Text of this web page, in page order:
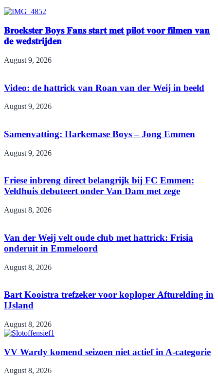
𝐁𝐫𝐨𝐞𝐤𝐬𝐭𝐞𝐫 𝐁𝐨𝐲𝐬 𝐅𝐚𝐧𝐬 𝐬𝐭𝐚𝐫𝐭 𝐦𝐞𝐭 𝐩𝐢𝐥𝐨𝐭 𝐯𝐨𝐨𝐫 𝐟𝐢𝐥𝐦𝐞𝐧 𝐯𝐚𝐧
𝐝𝐞 𝐰𝐞𝐝𝐬𝐭𝐫𝐢𝐣𝐝𝐞𝐧
August 9, 2026
Video: de hattrick van Roan van der Weij in beeld
August 9, 2026
Samenvatting: Harkemase Boys – Jong Emmen
August 9, 2026
Friese inbreng direct belangrijk bij FC Emmen:
Veldhuis debuteert onder Van Dam met zege
August 8, 2026
Van der Weij velt oude club met hattrick: Frisia
onderuit in Emmeloord
August 8, 2026
Bart Kooistra trefzeker voor koploper Afturelding in
IJsland
August 8, 2026
VV Wardy komend seizoen niet actief in A-categorie
August 8, 2026